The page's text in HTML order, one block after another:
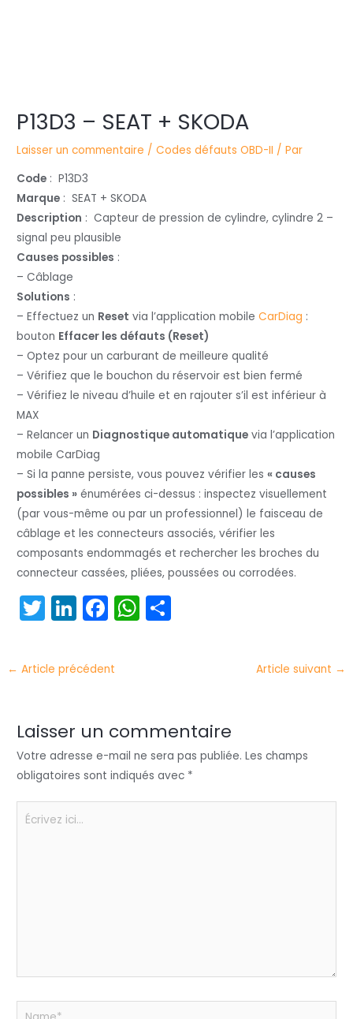
P13D3 – SEAT + SKODA
Laisser un commentaire /Codes défauts OBD-II / Par
Code : P13D3
Marque : SEAT + SKODA
Description : Capteur de pression de cylindre, cylindre 2 –
signal peu plausible
Causes possibles :
– Câblage
Solutions :
– Effectuez un Reset via l’application mobileCarDiag :
bouton Effacer les défauts (Reset)
– Optez pour un carburant de meilleure qualité
– Vérifiez que le bouchon du réservoir est bien fermé
– Vérifiez le niveau d’huile et en rajouter s’il est inférieur à
MAX
– Relancer un Diagnostique automatique via l’application
mobile CarDiag
– Si la panne persiste, vous pouvez vérifier les« causes
possibles » énumérées ci-dessus : inspectez visuellement
(par vous-même ou par un professionnel) le faisceau de
câblage et les connecteurs associés, vérifier les
composants endommagés et rechercher les broches du
connecteur cassées, pliées, poussées ou corrodées.
T
w
itt
er
Li
n
k
e
n
F
a
c
e
o
o
k
W
h
p
p
er
des
articles
← Article précédent Article suivant →
Laisser un commentaire
Votre adresse e-mail ne sera pas publiée. Les champs
obligatoires sont indiqués avec *
Écrivez
Name*